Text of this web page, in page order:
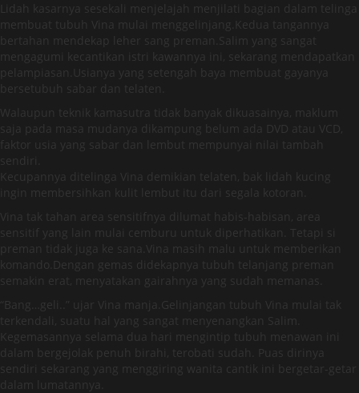
Lidah kasarnya sesekali menjelajah menjilati bagian dalam telinga
membuat tubuh Vina mulai menggelinjang.Kedua tangannya
bertahan mendekap leher sang preman.Salim yang sangat
mengagumi kecantikan istri kawannya ini, sekarang mendapatkan
pelampiasan.Usianya yang setengah baya membuat gayanya
bersetubuh sabar dan telaten.
Walaupun teknik kamasutra tidak banyak dikuasainya, maklum
saja pada masa mudanya dikampung belum ada DVD atau VCD,
faktor usia yang sabar dan lembut mempunyai nilai tambah
sendiri.
Kecupannya ditelinga Vina demikian telaten, bak lidah kucing
ingin membersihkan kulit lembut itu dari segala kotoran.
Vina tak tahan area sensitifnya dilumat habis-habisan, area
sensitif yang lain mulai cemburu untuk diperhatikan. Tetapi si
preman tidak juga ke sana.Vina masih malu untuk memberikan
komando.Dengan gemas didekapnya tubuh telanjang preman
semakin erat, menyatakan gairahnya yang sudah memanas.
“Bang…geli..” ujar Vina manja.Gelinjangan tubuh Vina mulai tak
terkendali, suatu hal yang sangat menyenangkan Salim.
Kegemasannya selama dua hari mengintip tubuh menawan ini
dalam bergejolak penuh birahi, terobati sudah. Puas dirinya
sendiri sekarang yang menggiring wanita cantik ini bergetar-getar
dalam lumatannya.